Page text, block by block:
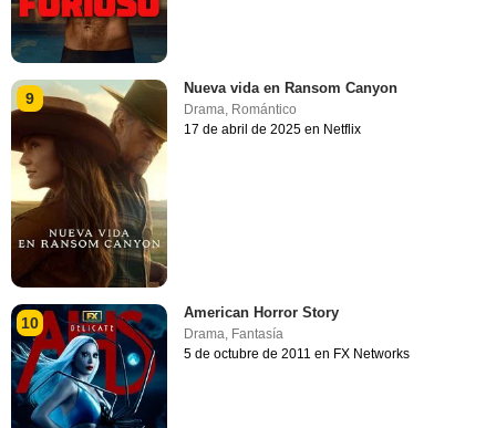
9
Nueva vida en Ransom Canyon
Drama Romántico
17 de abril de 2025 en Netflix
10
American Horror Story
Drama, Fantasía
5 de octubre de 2011 en FX Networks